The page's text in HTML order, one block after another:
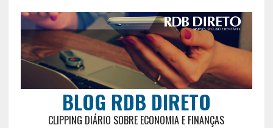
BLOG RDB DIRETO
CLIPPING DIÁRIO SOBRE ECONOMIA E FINANÇAS